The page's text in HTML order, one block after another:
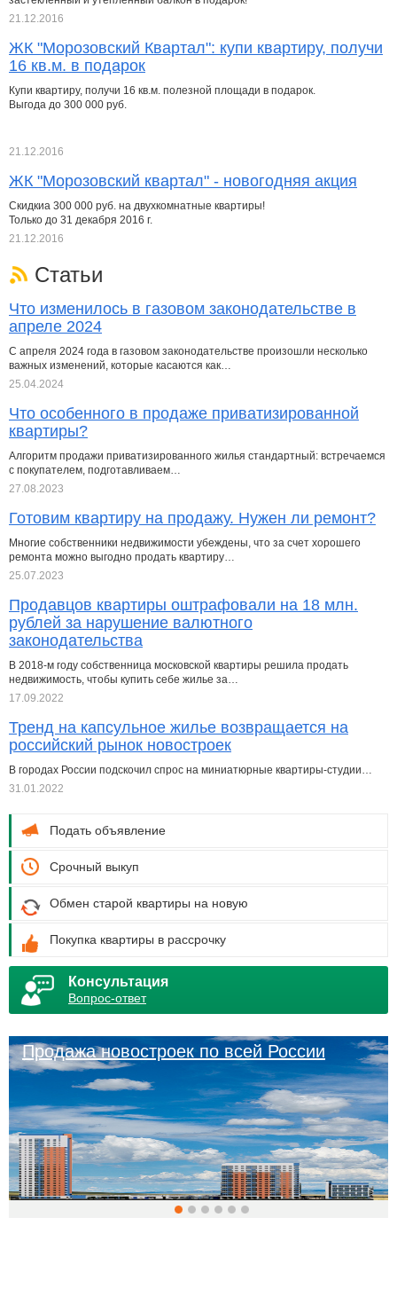
21.12.2016
ЖК "Морозовский Квартал": купи квартиру, получи
16 кв.м. в подарок
Купи квартиру, получи 16 кв.м. полезной площади в подарок.
Выгода до 300 000 руб.
21.12.2016
ЖК "Морозовский квартал" - новогодняя акция
Скидкиа 300 000 руб. на двухкомнатные квартиры!
Только до 31 декабря 2016 г.
21.12.2016
Статьи
Что изменилось в газовом законодательстве в
апреле 2024
С апреля 2024 года в газовом законодательстве произошли несколько
важных изменений, которые касаются как…
25.04.2024
Что особенного в продаже приватизированной
квартиры?
Алгоритм продажи приватизированного жилья стандартный: встречаемся
с покупателем, подготавливаем…
27.08.2023
Готовим квартиру на продажу. Нужен ли ремонт?
Многие собственники недвижимости убеждены, что за счет хорошего
ремонта можно выгодно продать квартиру…
25.07.2023
Продавцов квартиры оштрафовали на 18 млн.
рублей за нарушение валютного
законодательства
В 2018-м году собственница московской квартиры решила продать
недвижимость, чтобы купить себе жилье за…
17.09.2022
Тренд на капсульное жилье возвращается на
российский рынок новостроек
В городах России подскочил спрос на миниатюрные квартиры-студии…
31.01.2022
Подать объявление
Срочный выкуп
Обмен старой квартиры на новую
Покупка квартиры в рассрочку
Консультация
Вопрос-ответ
Продажа новостроек по всей России